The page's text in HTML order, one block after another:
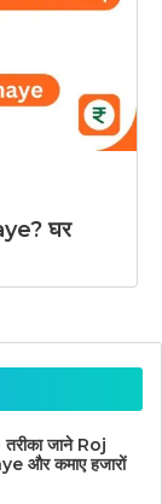
घर
जाने Roj
और कमाए हजारों